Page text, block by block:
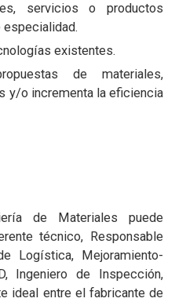
servicios o productos
especialidad.
existentes.
de materiales,
y/o incrementa la eficiencia
de Materiales puede
técnico, Responsable
Logística, Mejoramiento-
Ingeniero de Inspección,
ideal entre el fabricante de